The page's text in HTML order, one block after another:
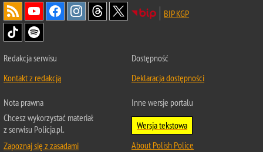
BIP KGP
Redakcja serwisu
Kontakt z redakcją
Dostępność
Deklaracja dostępności
Nota prawna
Chcesz wykorzystać materiał
z serwisu Policja.pl.
Zapoznaj się z zasadami
Inne wersje portalu
Wersja tekstowa
About Polish Police